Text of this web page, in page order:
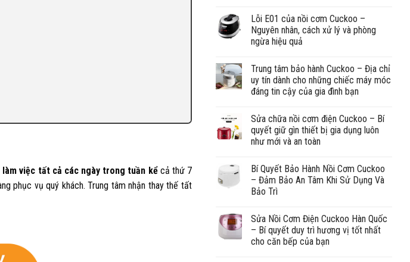
làm việc tất cả các ngày trong tuần kểcả thứ 7
phục vụ quý khách. Trung tâm nhận thay thế tất
Lỗi E01 của nồi cơm Cuckoo –
Nguyên nhân, cách xử lý và phòng
ngừa hiệu quả
Trung tâm bảo hành Cuckoo – Địa chỉ
uy tín dành cho những chiếc máy móc
đáng tin cậy của gia đình bạn
Sửa chữa nồi cơm điện Cuckoo – Bí
quyết giữ gìn thiết bị gia dụng luôn
như mới và an toàn
Bí Quyết Bảo Hành Nồi Cơm Cuckoo
– Đảm Bảo An Tâm Khi Sử Dụng Và
Bảo Trì
Sửa Nồi Cơm Điện Cuckoo Hàn Quốc
– Bí quyết duy trì hương vị tốt nhất
cho căn bếp của bạn